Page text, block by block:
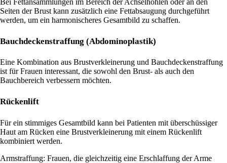
Bei Fettansammlungen im Bereich der Achselhöhlen oder an den
Seiten der Brust kann zusätzlich eine Fettabsaugung durchgeführt
werden, um ein harmonischeres Gesamtbild zu schaffen.
Bauchdeckenstraffung (Abdominoplastik)
Eine Kombination aus Brustverkleinerung und Bauchdeckenstraffung
ist für Frauen interessant, die sowohl den Brust- als auch den
Bauchbereich verbessern möchten.
Rückenlift
Für ein stimmiges Gesamtbild kann bei Patienten mit überschüssiger
Haut am Rücken eine Brustverkleinerung mit einem Rückenlift
kombiniert werden.
Armstraffung: Frauen, die gleichzeitig eine Erschlaffung der Arme